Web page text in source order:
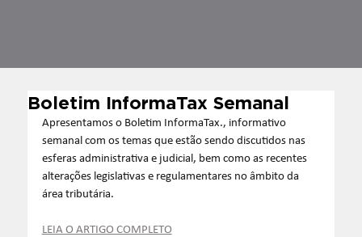
Boletim InformaTax Semanal
Apresentamos o Boletim InformaTax., informativo
semanal com os temas que estão sendo discutidos nas
esferas administrativa e judicial, bem como as recentes
alterações legislativas e regulamentares no âmbito da
área tributária.
LEIA O ARTIGO COMPLETO